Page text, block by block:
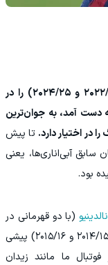
او پیش از این دو قهرمانی لالیگا (فصل‌های ۲۰۲۲/۲۳ و ۲۰۲۴/۲۵) را در
دست آمد، به جوان‌ترین
تا پیش
سابق آبی‌اناری‌ها، یعنی
(با دو قهرمانی در
فصل‌های ۲۰۰۴/۰۵ و ۲۰۰۵/۰۶) و نیمار (فصل‌های ۲۰۱۴/۱۵ و ۲۰۱۵/۱۶) پیشی
ما مانند زیدان